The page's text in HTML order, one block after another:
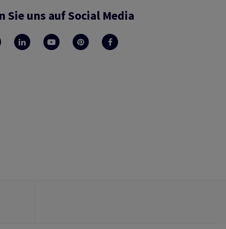
Sie uns auf Social Media